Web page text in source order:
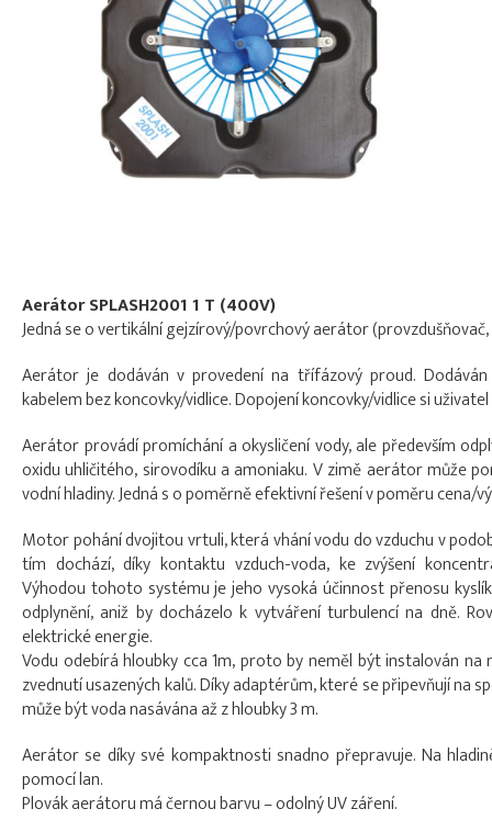
Aerátor SPLASH2001 1 T (400V)
Jedná se o vertikální gejzírový/povrchový aerátor
Aerátor je dodáván v provedení na třífázový proud.
kabelem bez koncovky/vidlice. Dopojení koncovky/vidlice si
Aerátor provádí promíchání a okysličení vody, ale především
oxidu uhličitého, sirovodíku a amoniaku. V zimě aerátor může
vodní hladiny. Jedná s o poměrně efektivní řešení v poměru cena/
Motor pohání dvojitou vrtuli, která vhání vodu do vzduchu v
tím dochází, díky kontaktu vzduch-voda, ke zvýšení
Výhodou tohoto systému je jeho vysoká účinnost přenosu
odplynění, aniž by docházelo k vytváření turbulencí na dně.
elektrické energie.
Vodu odebírá hloubky cca 1m, proto by neměl být instalován na
zvednutí usazených kalů. Díky adaptérům, které se připevňují na
může být voda nasávána až z hloubky 3 m.
Aerátor se díky své kompaktnosti snadno přepravuje. Na
pomocí lan.
Plovák aerátoru má černou barvu – odolný UV záření.